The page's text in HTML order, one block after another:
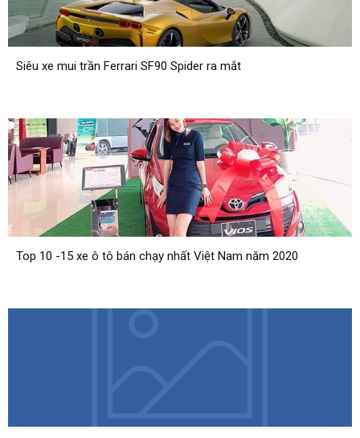
Siêu xe mui trần Ferrari SF90 Spider ra mắt
Top 10 -15 xe ô tô bán chạy nhất Việt Nam năm 2020